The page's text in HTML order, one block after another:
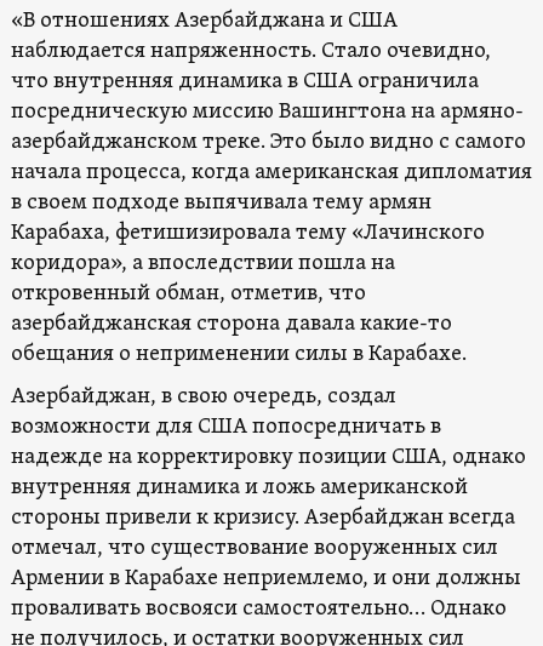
«В отношениях Азербайджана и США
наблюдается напряженность. Стало очевидно,
что внутренняя динамика в США ограничила
посредническую миссию Вашингтона на армяно-
азербайджанском треке. Это было видно с самого
начала процесса, когда американская дипломатия
в своем подходе выпячивала тему армян
Карабаха, фетишизировала тему «Лачинского
коридора», а впоследствии пошла на
откровенный обман, отметив, что
азербайджанская сторона давала какие-то
обещания о неприменении силы в Карабахе.
Азербайджан, в свою очередь, создал
возможности для США попосредничать в
надежде на корректировку позиции США, однако
внутренняя динамика и ложь американской
стороны привели к кризису. Азербайджан всегда
отмечал, что существование вооруженных сил
Армении в Карабахе неприемлемо, и они должны
проваливать восвояси самостоятельно… Однако
не получилось, и остатки вооруженных сил